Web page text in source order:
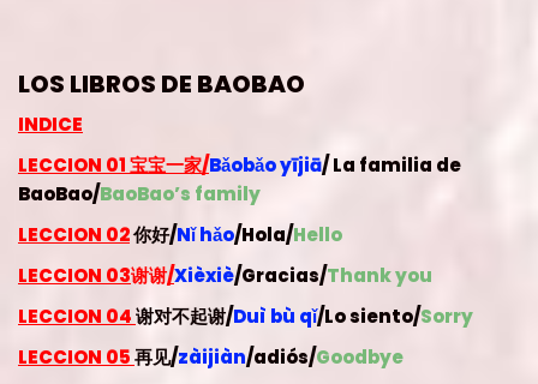
LOS LIBROS DE BAOBAO
INDICE
LECCION 01宝宝一家/Bǎobǎo yījiā/ La familia de
BaoBao/BaoBao’s family
LECCION 02你好/Nǐ hǎo/Hola/Hello
LECCION 03谢谢/Xièxiè/Gracias/Thank you
LECCION 04谢对不起谢/Duì bù qǐ/Lo siento/Sorry
LECCION 05再见/zàijiàn/adiós/Goodbye